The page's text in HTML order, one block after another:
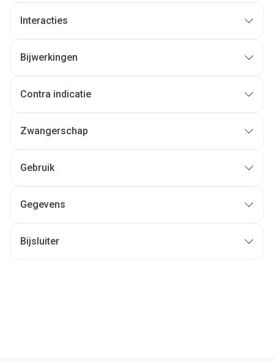
Interacties
Bijwerkingen
Contra indicatie
Zwangerschap
Gebruik
Gegevens
Bijsluiter